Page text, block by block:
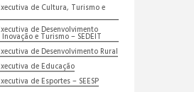
de Cultura, Turismo e
de Desenvolvimento
e Turismo – SEDEIT
de Desenvolvimento Rural
de Educação
de Esportes – SEESP